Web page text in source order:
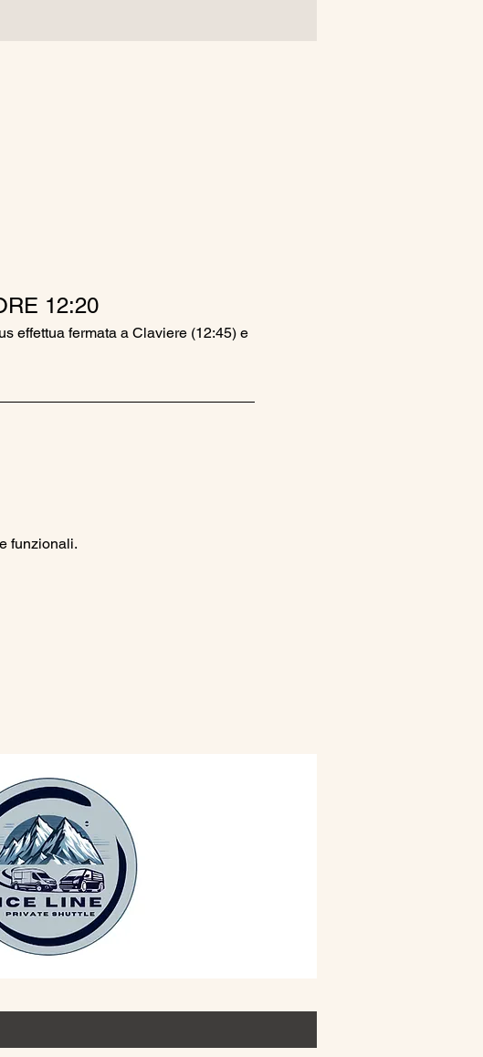
12:20
effettua fermata a Claviere (12:45) e
funzionali.